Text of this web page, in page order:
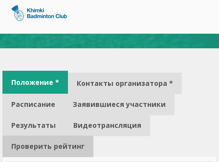
Положение * Контакты организатора *
Расписание Заявившиеся участники
Результаты Видеотрансляция
Проверить рейтинг